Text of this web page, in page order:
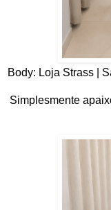
Body: Loja Strass |
Simplesmente